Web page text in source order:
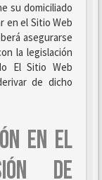
su domiciliado
en el Sitio Web
asegurarse
la legislación
El Sitio Web
de dicho
EN EL
DE